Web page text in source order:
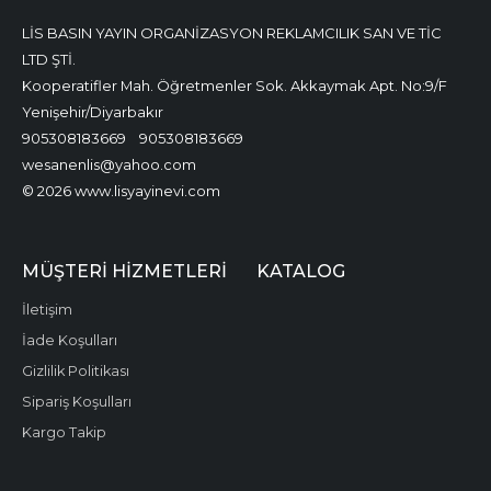
LİS BASIN YAYIN ORGANİZASYON REKLAMCILIK SAN VE TİC
LTD ŞTİ.
Kooperatifler Mah. Öğretmenler Sok. Akkaymak Apt. No:9/F
Yenişehir/Diyarbakır
905308183669
905308183669
wesanenlis@yahoo.com
© 2026 www.lisyayinevi.com
MÜŞTERI HIZMETLERI
İletişim
İade Koşulları
Gizlilik Politikası
Sipariş Koşulları
Kargo Takip
KATALOG